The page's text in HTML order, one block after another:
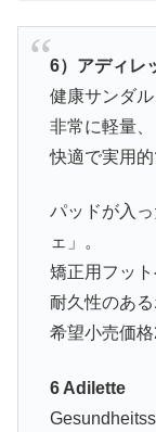
6）アディレ
健康サンダル
非常に軽量、
快適で実用的
パッドが入
ェ」。
矯正用フッ
耐久性のあ
希望小売価格
6 Adilette